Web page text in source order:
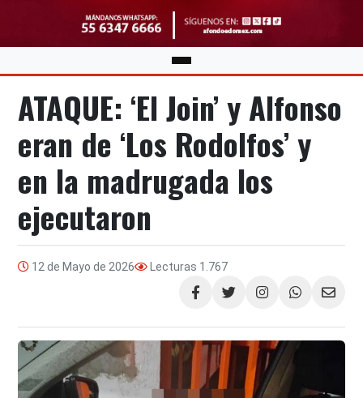
ATAQUE: ‘El Join’ y Alfonso
eran de ‘Los Rodolfos’ y
en la madrugada los
ejecutaron
12 de Mayo de 2026 Lecturas 1.767
Compartir